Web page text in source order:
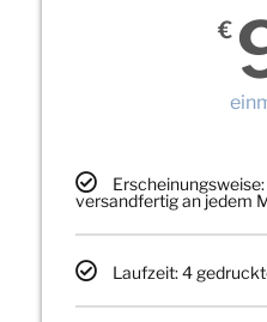
€
versandfertig an jedem
Laufzeit: 4